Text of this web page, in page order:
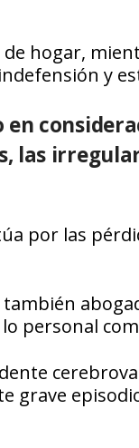
hogar,
y
las
por las
personal
grave